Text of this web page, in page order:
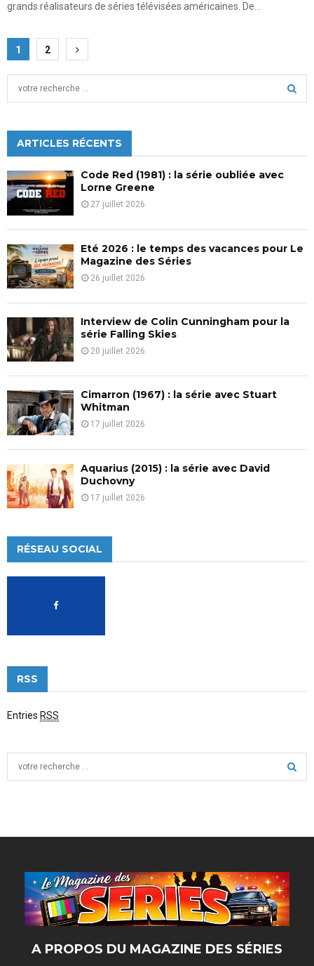
grands réalisateurs de séries télévisées américaines. De...
Pagination
des
publications
1 2
h
f
o
r
:
C
ARTICLES RÉCENTS
Code Red (1981) : la série oubliée avec
Lorne Greene
27 juillet 2026
Eté 2026 : le temps des vacances pour Le
Magazine des Séries
26 juillet 2026
Interview de Colin Cunningham pour la
série Falling Skies
20 juillet 2026
Cimarron (1967) : la série avec Stuart
Whitman
17 juillet 2026
Aquarius (2015) : la série avec David
Duchovny
17 juillet 2026
RÉSEAU SOCIAL
RSS
Entries RSS
C
A PROPOS DU MAGAZINE DES SÉRIES